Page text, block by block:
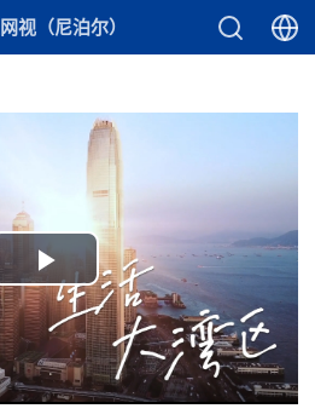
视（尼泊尔）
Play
Video